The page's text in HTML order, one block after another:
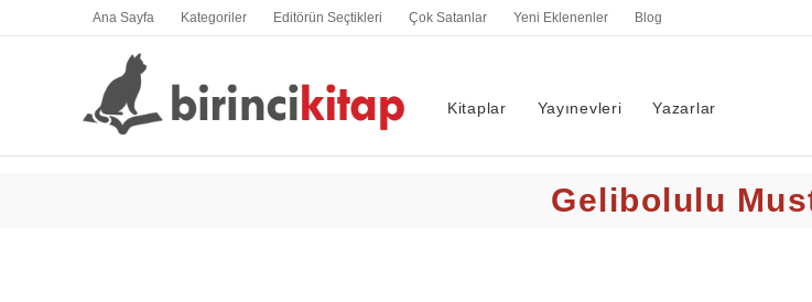
Ana Sayfa Kategoriler Editörün Seçtikleri Çok Satanlar Yeni Eklenenler Blog
Kitaplar Yayınevleri Yazarlar
Gelibolulu
En
yeniye